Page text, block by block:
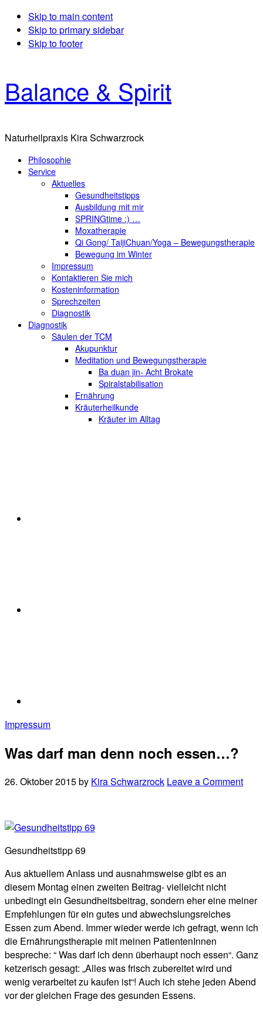
Skip to main content
Skip to primary sidebar
Skip to footer
Balance & Spirit
Naturheilpraxis Kira Schwarzrock
Philosophie
Service
Aktuelles
Gesundheitstipps
Ausbildung mit mir
SPRINGtime :) …
Moxatherapie
Qi Gong/ TaijiChuan/Yoga – Bewegungstherapie
Bewegung im Winter
Impressum
Kontaktieren Sie mich
Kosteninformation
Sprechzeiten
Diagnostik
Diagnostik
Säulen der TCM
Akupunktur
Meditation und Bewegungstherapie
Ba duan jin- Acht Brokate
Spiralstabilisation
Ernährung
Kräuterheilkunde
Kräuter im Alltag
Impressum
Was darf man denn noch essen…?
26. Oktober 2015by Kira Schwarzrock Leave a Comment
Gesundheitstipp 69
Aus aktuellem Anlass und ausnahmsweise gibt es an
diesem Montag einen zweiten Beitrag- vielleicht nicht
unbedingt ein Gesundheitsbeitrag, sondern eher eine meiner
Empfehlungen für ein gutes und abwechslungsreiches
Essen zum Abend. Immer wieder werde ich gefragt, wenn ich
die Ernährungstherapie mit meinen PatientenInnen
bespreche: “ Was darf ich denn überhaupt noch essen“. Ganz
ketzerisch gesagt: „Alles was frisch zubereitet wird und
wenig verarbeitet zu kaufen ist“! Auch ich stehe jeden Abend
vor der gleichen Frage des gesunden Essens.